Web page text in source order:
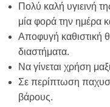
Πολύ καλή υγιεινή
μία φορά την ημέρα
Αποφυγή καθιστική
διαστήματα.
Να γίνεται χρήση
Σε περίπτωση
βάρους.